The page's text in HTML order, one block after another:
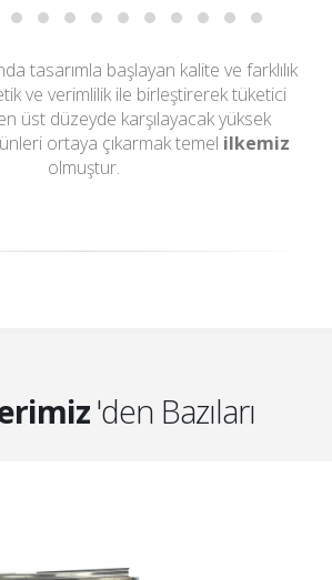
tasarımla başlayan kalite ve farklılık
ve verimlilik ile birleştirerek tüketici
üst düzeyde karşılayacak yüksek
ortaya çıkarmak temel ilkemiz
olmuştur.
'den Bazıları